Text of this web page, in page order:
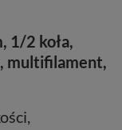
1/2 koła,
multifilament,